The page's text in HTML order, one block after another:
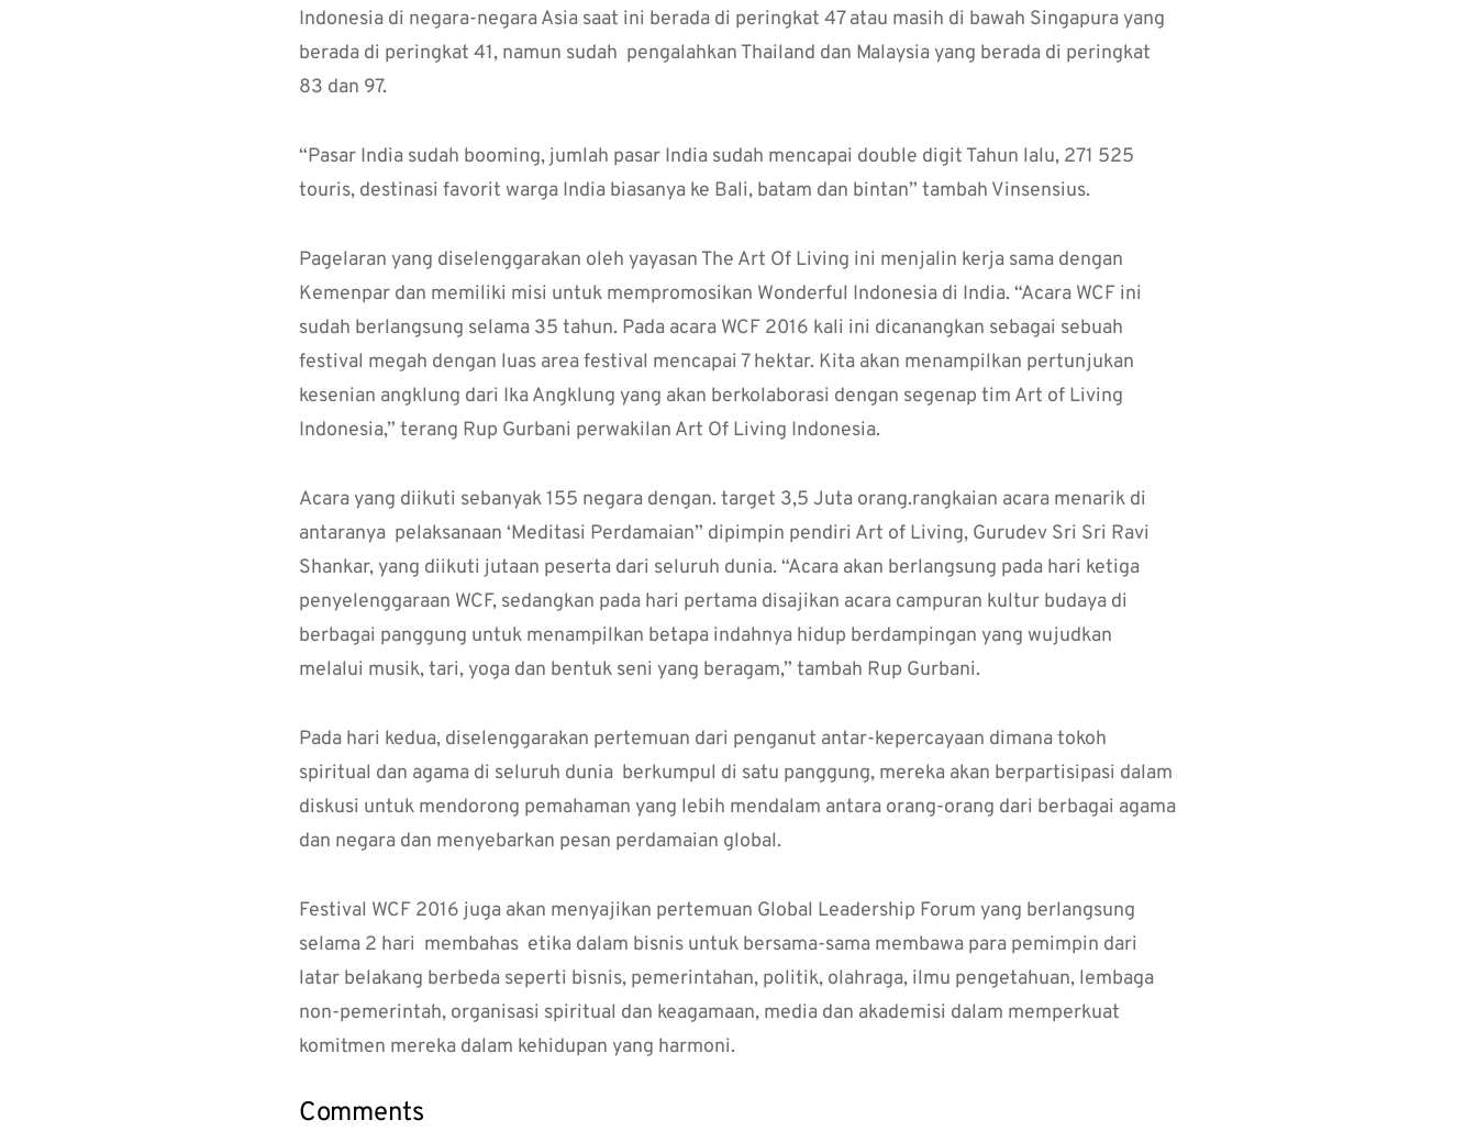
Indonesia di negara-negara Asia saat ini berada di peringkat 47 atau masih di bawah Singapura yang
berada di peringkat 41, namun sudah pengalahkan Thailand dan Malaysia yang berada di peringkat
83 dan 97.
“Pasar India sudah booming, jumlah pasar India sudah mencapai double digit Tahun lalu, 271 525
touris, destinasi favorit warga India biasanya ke Bali, batam dan bintan” tambah Vinsensius.
Pagelaran yang diselenggarakan oleh yayasan The Art Of Living ini menjalin kerja sama dengan
Kemenpar dan memiliki misi untuk mempromosikan Wonderful Indonesia di India. “Acara WCF ini
sudah berlangsung selama 35 tahun. Pada acara WCF 2016 kali ini dicanangkan sebagai sebuah
festival megah dengan luas area festival mencapai 7 hektar. Kita akan menampilkan pertunjukan
kesenian angklung dari Ika Angklung yang akan berkolaborasi dengan segenap tim Art of Living
Indonesia,” terang Rup Gurbani perwakilan Art Of Living Indonesia.
Acara yang diikuti sebanyak 155 negara dengan. target 3,5 Juta orang.rangkaian acara menarik di
antaranya pelaksanaan ‘Meditasi Perdamaian” dipimpin pendiri Art of Living, Gurudev Sri Sri Ravi
Shankar, yang diikuti jutaan peserta dari seluruh dunia. “Acara akan berlangsung pada hari ketiga
penyelenggaraan WCF, sedangkan pada hari pertama disajikan acara campuran kultur budaya di
berbagai panggung untuk menampilkan betapa indahnya hidup berdampingan yang wujudkan
melalui musik, tari, yoga dan bentuk seni yang beragam,” tambah Rup Gurbani.
Pada hari kedua, diselenggarakan pertemuan dari penganut antar-kepercayaan dimana tokoh
spiritual dan agama di seluruh dunia berkumpul di satu panggung, mereka akan berpartisipasi dalam
diskusi untuk mendorong pemahaman yang lebih mendalam antara orang-orang dari berbagai agama
dan negara dan menyebarkan pesan perdamaian global.
Festival WCF 2016 juga akan menyajikan pertemuan Global Leadership Forum yang berlangsung
selama 2 hari membahas etika dalam bisnis untuk bersama-sama membawa para pemimpin dari
latar belakang berbeda seperti bisnis, pemerintahan, politik, olahraga, ilmu pengetahuan, lembaga
non-pemerintah, organisasi spiritual dan keagamaan, media dan akademisi dalam memperkuat
komitmen mereka dalam kehidupan yang harmoni.
Comments